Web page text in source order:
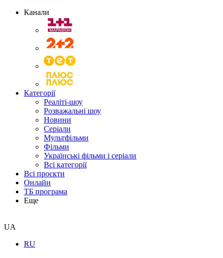
Канали
Категорії
Реаліті-шоу
Розважальні шоу
Новини
Серіали
Мультфільми
Фільми
Українські фільми і серіали
Всі категорії
Всі проєкти
Онлайн
ТБ програма
Еще
UA
RU